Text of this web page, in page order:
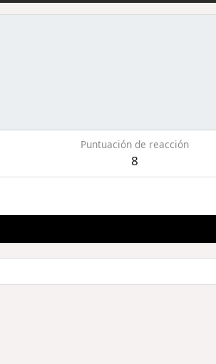
Puntuación de reacción
8